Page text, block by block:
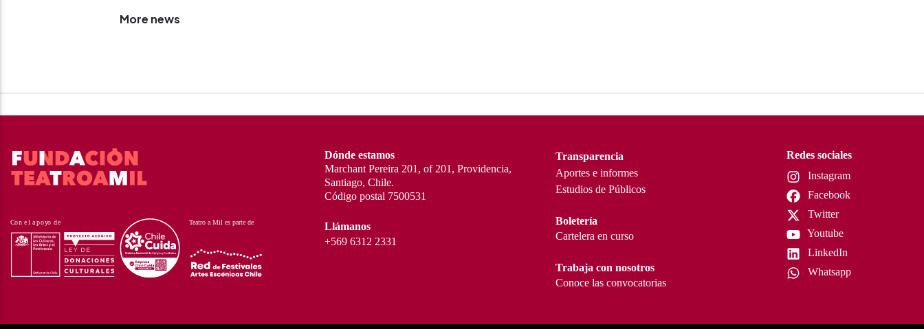
More news
Dónde estamos
Marchant Pereira 201, of 201, Providencia,
Santiago, Chile.
Código postal 7500531
Llámanos
+569 6312 2331
Transparencia
Aportes e informes
Estudios de Públicos
Boletería
Cartelera en curso
Trabaja con nosotros
Conoce las convocatorias
Redes sociales
Instagram
Facebook
Twitter
Youtube
LinkedIn
Whatsapp